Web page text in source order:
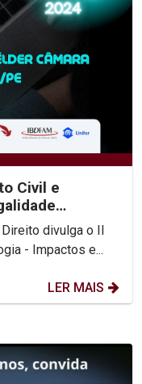
Civil e
divulga o II
- Impactos e...
LER MAIS